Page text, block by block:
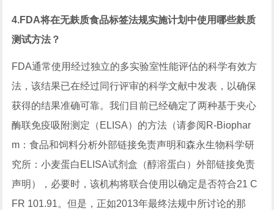
4.FDA将在无麸质食品标签法规实施计划中使用哪些麸质
测试方法？
FDA通常使用经过独立的多实验室性能评估的科学有效方
法，该结果已在经过同行评审的科学文献中发表，以确保
获得的结果准确可靠。我们目前已经确定了两种基于夹心
酶联免疫吸附测定（ELISA）的方法（请参阅R-Biophar
m：食品和饲料分析外部链接免责声明和森永生物科学研
究所：小麦蛋白ELISA试剂盒（醇溶蛋白）外部链接免责
声明），必要时，该机构将联合使用以确定是否符合21 C
FR 101.91。但是，正如2013年最终法规中所讨论的那